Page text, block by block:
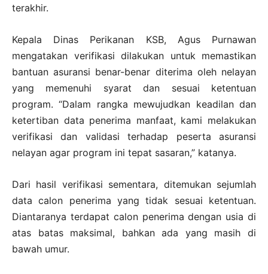
terakhir.
Kepala Dinas Perikanan KSB, Agus Purnawan
mengatakan verifikasi dilakukan untuk memastikan
bantuan asuransi benar-benar diterima oleh nelayan
yang memenuhi syarat dan sesuai ketentuan
program. “Dalam rangka mewujudkan keadilan dan
ketertiban data penerima manfaat, kami melakukan
verifikasi dan validasi terhadap peserta asuransi
nelayan agar program ini tepat sasaran,” katanya.
Dari hasil verifikasi sementara, ditemukan sejumlah
data calon penerima yang tidak sesuai ketentuan.
Diantaranya terdapat calon penerima dengan usia di
atas batas maksimal, bahkan ada yang masih di
bawah umur.